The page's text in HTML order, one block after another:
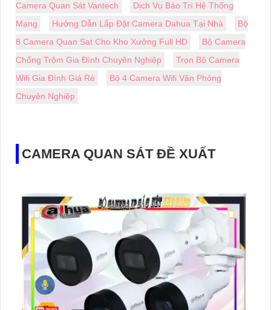
Camera Quan Sát Vantech
Dịch Vụ Bảo Trì Hệ Thống
Mạng
Hướng Dẫn Lắp Đặt Camera Dahua Tại Nhà
Bộ
8 Camera Quan Sat Cho Kho Xưởng Full HD
Bộ Camera
Chống Trộm Gia Đình Chuyên Nghiệp
Trọn Bộ Camera
Wifi Gia Đình Giá Rẻ
Bộ 4 Camera Wifi Văn Phòng
Chuyên Nghiệp
CAMERA QUAN SÁT ĐỀ XUẤT